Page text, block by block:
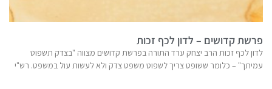
פרשת קדושים – לדון לכף זכות
לדון לכף זכות הרב יצחק ערד התורה בפרשת קדושים מצווה "בצדק תשפוט
עמיתך" – כלומר ששופט צריך לשפוט משפט צדק ולא לעשות עול במשפט. רש"י